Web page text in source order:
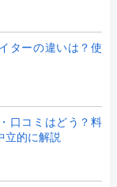
ターの違いは？使
口コミはどう？料
立的に解説